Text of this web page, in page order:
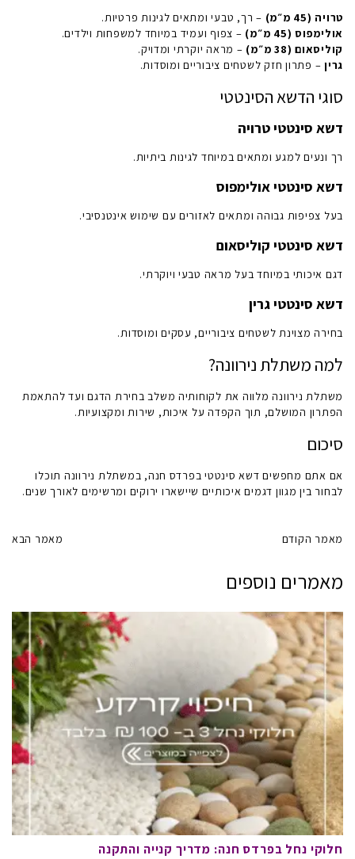
טרויה (45 מ״מ)
– רך, טבעי ומתאים לגינות פרטיות.
אולימפוס (45 מ״מ)
– צפוף ועמיד במיוחד למשפחות וילדים.
קוליסאום (38 מ״מ)
– מראה יוקרתי ומדויק.
גרין– פתרון חזק לשטחים ציבוריים ומוסדות.
סוגי הדשא הסינטטי
דשא סינטטי טרויה
רך ונעים למגע ומתאים במיוחד לגינות ביתיות.
דשא סינטטי אולימפוס
בעל צפיפות גבוהה ומתאים לאזורים עם שימוש אינטנסיבי.
דשא סינטטי קוליסאום
דגם איכותי במיוחד בעל מראה טבעי ויוקרתי.
דשא סינטטי גרין
בחירה מצוינת לשטחים ציבוריים, עסקים ומוסדות.
למה משתלת נירוונה?
משתלת נירוונה מלווה את לקוחותיה משלב בחירת הדגם ועד להתאמת
הפתרון המושלם, תוך הקפדה על איכות, שירות ומקצועיות.
סיכום
אם אתם מחפשים דשא סינטטי בפרדס חנה, במשתלת נירוונה תוכלו
לבחור בין מגוון דגמים איכותיים שיישארו ירוקים ומרשימים לאורך שנים.
מאמר הקודם מאמר הבא
מאמרים נוספים
חלוקי נחל בפרדס חנה: מדריך קנייה והתקנה